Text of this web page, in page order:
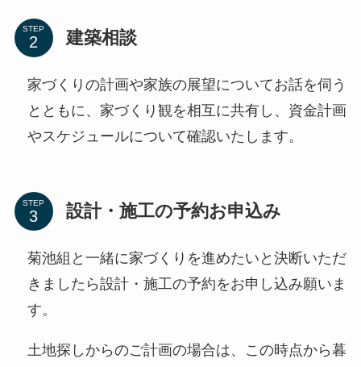
STEP 建築相談
家づくりの計画や家族の展望についてお話を伺う
とともに、家づくり観を相互に共有し、資金計画
やスケジュールについて確認いたします。
STEP 設計・施工の予約お申込み
菊池組と一緒に家づくりを進めたいと決断いただ
きましたら設計・施工の予約をお申し込み願いま
す。
土地探しからのご計画の場合は、この時点から暮